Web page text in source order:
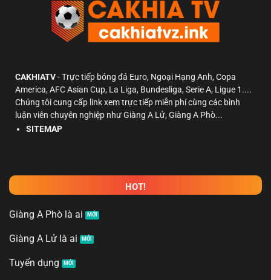
CAKHIATV- Trực tiếp bóng đá Euro, Ngoại Hạng Anh, Copa
America, AFC Asian Cup, La Liga, Bundesliga, Serie A, Ligue 1....
Chúng tôi cung cấp link xem trực tiếp miễn phí cùng các bình
luận viên chuyên nghiệp như Giàng A Lử, Giàng A Phò...
SITEMAP
HOT!
Giàng A Phò là ai
Giàng A Lử là ai
Tuyển dụng